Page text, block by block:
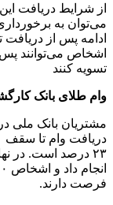
ادامه پس از دریافت
اشخاص می‌توانند
تسویه کنند
وام طلای بانک کارگشایی ۵۰
مشتریان بانک ملی
۲۳ درصد است. در
فرصت دارند.